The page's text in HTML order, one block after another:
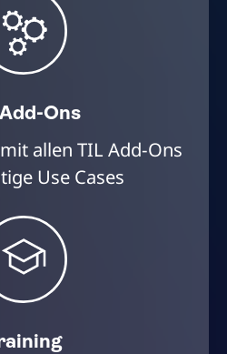
Ons
allen TIL Add-Ons
Use Cases